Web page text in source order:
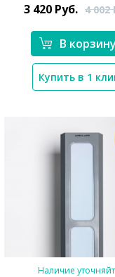
3 420 Руб. 4 002
В корзину
Купить в 1
Наличие